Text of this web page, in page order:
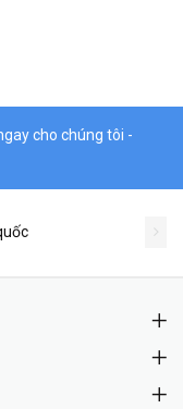
cho chúng tôi -